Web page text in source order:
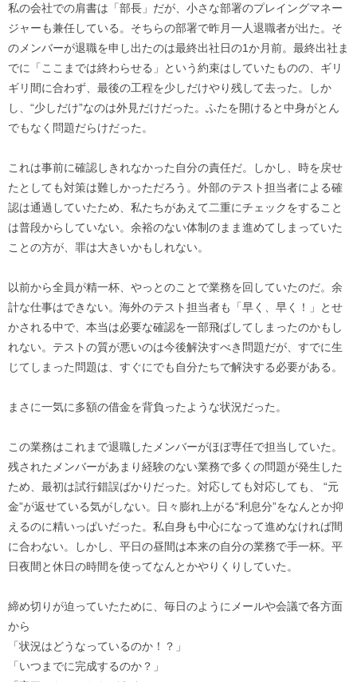
私の会社での肩書は「部長」だが、小さな部署のプレイングマネー
ジャーも兼任している。そちらの部署で昨月一人退職者が出た。そ
のメンバーが退職を申し出たのは最終出社日の1か月前。最終出社ま
でに「ここまでは終わらせる」という約束はしていたものの、ギリ
ギリ間に合わず、最後の工程を少しだけやり残して去った。しか
し、“少しだけ”なのは外見だけだった。ふたを開けると中身がとん
でもなく問題だらけだった。
これは事前に確認しきれなかった自分の責任だ。しかし、時を戻せ
たとしても対策は難しかっただろう。外部のテスト担当者による確
認は通過していたため、私たちがあえて二重にチェックをすること
は普段からしていない。余裕のない体制のまま進めてしまっていた
ことの方が、罪は大きいかもしれない。
以前から全員が精一杯、やっとのことで業務を回していたのだ。余
計な仕事はできない。海外のテスト担当者も「早く、早く！」とせ
かされる中で、本当は必要な確認を一部飛ばしてしまったのかもし
れない。テストの質が悪いのは今後解決すべき問題だが、すでに生
じてしまった問題は、すぐにでも自分たちで解決する必要がある。
まさに一気に多額の借金を背負ったような状況だった。
この業務はこれまで退職したメンバーがほぼ専任で担当していた。
残されたメンバーがあまり経験のない業務で多くの問題が発生した
ため、最初は試行錯誤ばかりだった。対応しても対応しても、 “元
金”が返せている気がしない。日々膨れ上がる“利息分”をなんとか抑
えるのに精いっぱいだった。私自身も中心になって進めなければ間
に合わない。しかし、平日の昼間は本来の自分の業務で手一杯。平
日夜間と休日の時間を使ってなんとかやりくりしていた。
締め切りが迫っていたために、毎日のようにメールや会議で各方面
から
「状況はどうなっているのか！？」
「いつまでに完成するのか？」